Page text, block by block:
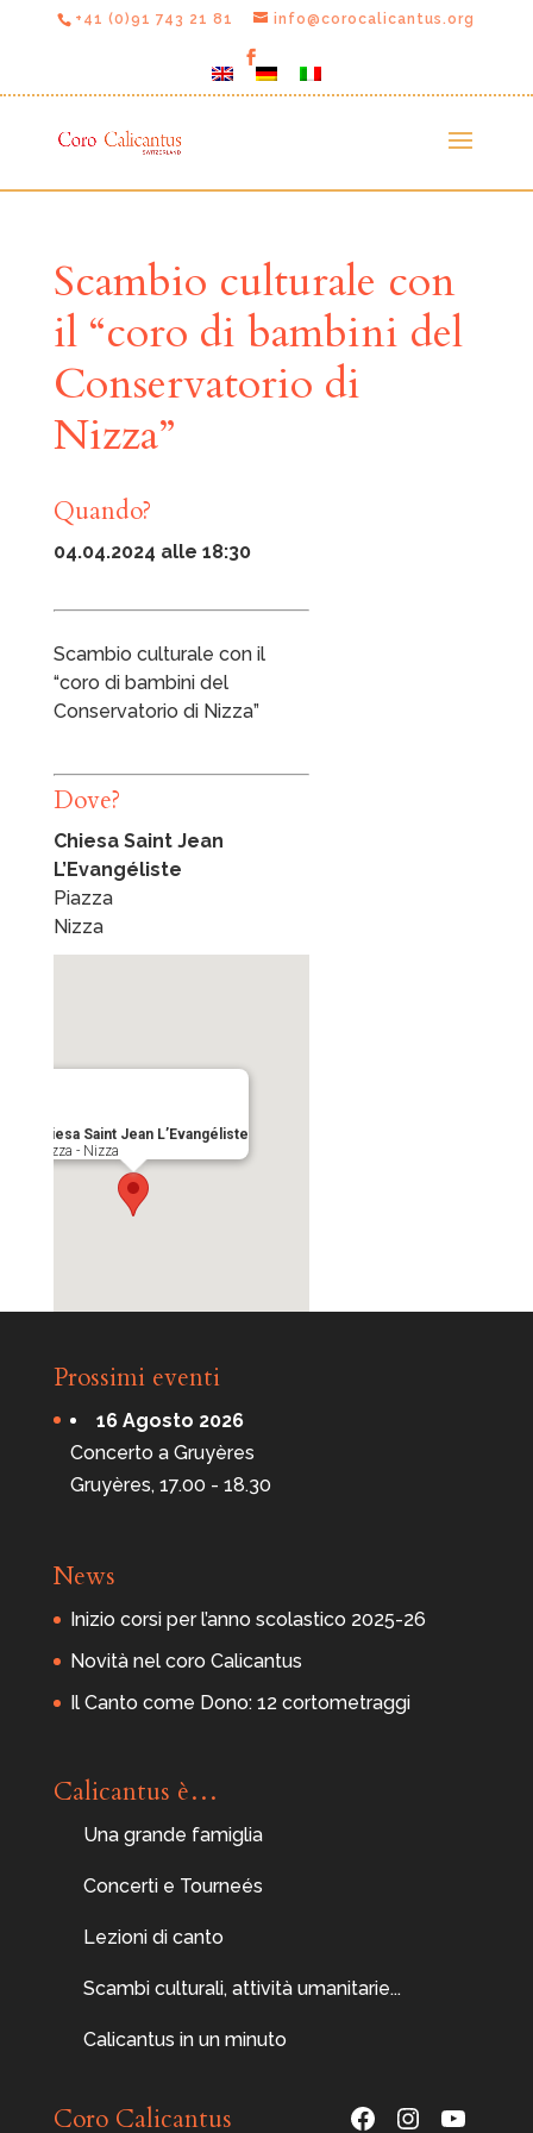
+41 (0)91 743 21 81 info@corocalicantus.org
Scambio culturale con
il “coro di bambini del
Conservatorio di
Nizza”
Quando?
04.04.2024 alle 18:30
Scambio culturale con il
“coro di bambini del
Conservatorio di Nizza”
Dove?
Chiesa Saint Jean
L’Evangéliste
Piazza
Nizza
Chiesa Saint Jean L’Evangéliste
Piazza - Nizza
Prossimi eventi
16 Agosto 2026
Concerto a Gruyères
Gruyères, 17.00 - 18.30
News
Inizio corsi per l’anno scolastico 2025-26
Novità nel coro Calicantus
Il Canto come Dono: 12 cortometraggi
Calicantus è…
Una grande famiglia
Concerti e Tourneés
Lezioni di canto
Scambi culturali, attività umanitarie...
Calicantus in un minuto
Coro Calicantus Facebook
Instagram